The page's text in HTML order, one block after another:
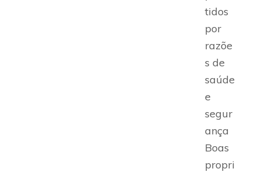
tidos
por
razõe
s de
saúde
e
segur
ança
Boas
propri